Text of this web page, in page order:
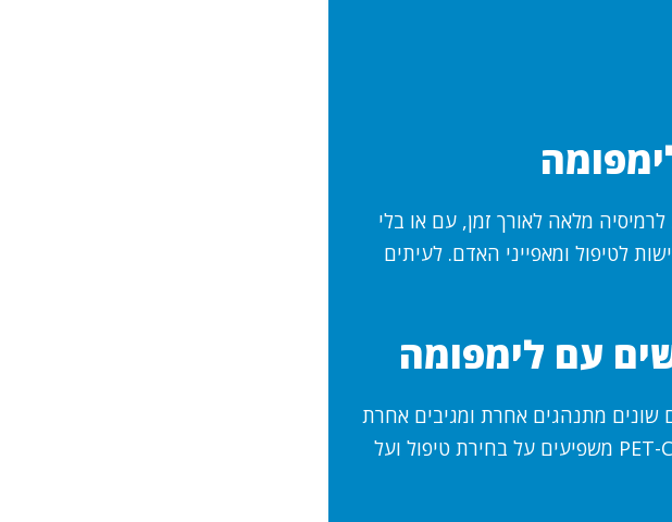
מלאה לאורך זמן, עם או בלי
לטיפול ומאפייני האדם. לעיתים
עם לימפומה
שונים מתנהגים אחרת ומגיבים אחרת
לטיפול. גם גיל, מחלות נלוות, תפקוד איברים ותוצאות PET-CT משפיעים על בחירת טיפול ועל